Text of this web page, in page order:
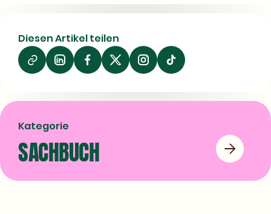
Medical examiners (Law)
Diesen Artikel teilen
Auf
LinkedIn
Auf
Facebook
teilen
Auf
X
teilen
Kategorie
SACHBUCH